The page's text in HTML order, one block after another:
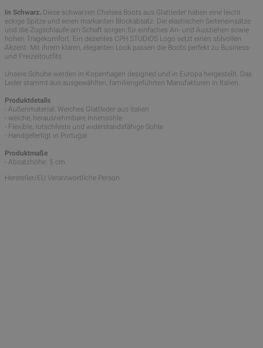
In Schwarz. Diese schwarzen Chelsea Boots aus Glattleder haben eine leicht
eckige Spitze und einen markanten Blockabsatz. Die elastischen Seiteneinsätze
und die Zugschlaufe am Schaft sorgen für einfaches An- und Ausziehen sowie
hohen Tragekomfort. Ein dezentes CPH STUDIOS Logo setzt einen stilvollen
Akzent. Mit ihrem klaren, eleganten Look passen die Boots perfekt zu Business-
und Freizeitoutfits.
Unsere Schuhe werden in Kopenhagen designed und in Europa hergestellt. Das
Leder stammt aus ausgewählten, familiengeführten Manufakturen in Italien.
Produktdetails
- Außenmaterial: Weiches Glattleder aus Italien
- weiche, herausnehmbare Innensohle
- Flexible, rutschfeste und widerstandsfähige Sohle
- Handgefertigt in Portugal
Produktmaße
- Absatzhöhe: 5 cm
Hersteller/EU Verantwortliche Person